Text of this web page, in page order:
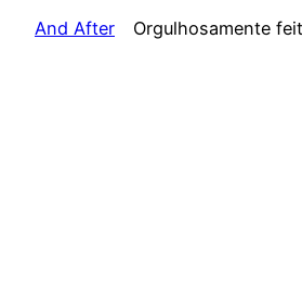
And After Orgulhosamente